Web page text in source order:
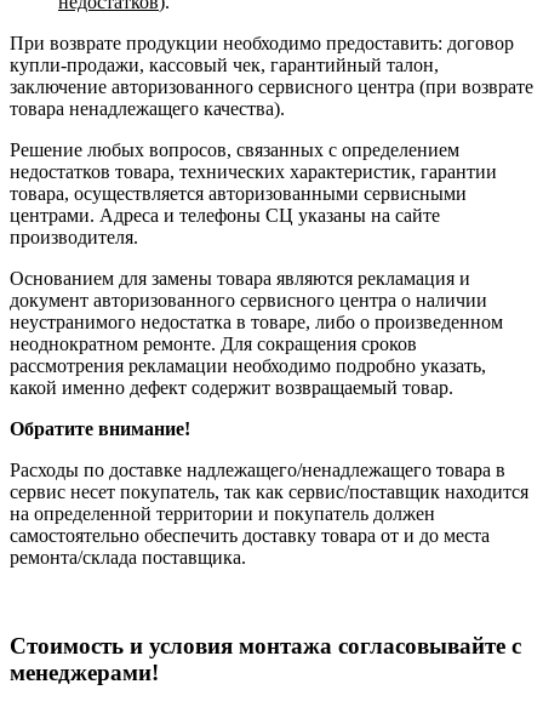
При возврате продукции необходимо предоставить: договор
купли-продажи, кассовый чек, гарантийный талон,
заключение авторизованного сервисного центра (при возврате
товара ненадлежащего качества).
Решение любых вопросов, связанных с определением
недостатков товара, технических характеристик, гарантии
товара, осуществляется авторизованными сервисными
центрами. Адреса и телефоны СЦ указаны на сайте
производителя.
Основанием для замены товара являются рекламация и
документ авторизованного сервисного центра о наличии
неустранимого недостатка в товаре, либо о произведенном
неоднократном ремонте. Для сокращения сроков
рассмотрения рекламации необходимо подробно указать,
какой именно дефект содержит возвращаемый товар.
Обратите внимание!
Расходы по доставке надлежащего/ненадлежащего товара в
сервис несет покупатель, так как сервис/поставщик находится
на определенной территории и покупатель должен
самостоятельно обеспечить доставку товара от и до места
ремонта/склада поставщика.
Cтоимость и условия монтажа согласовывайте с
менеджерами!